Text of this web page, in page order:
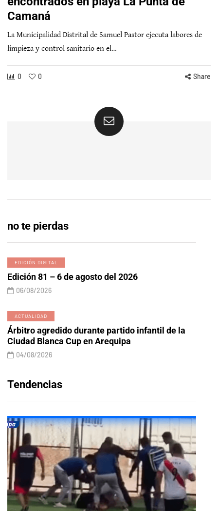
Camaná
La Municipalidad Distrital de Samuel Pastor ejecuta labores de
limpieza y control sanitario en el…
0 0 Share
no te pierdas
EDICIÓN DIGITAL
Edición 81 – 6 de agosto del 2026
06/08/2026
ACTUALIDAD
Árbitro agredido durante partido infantil de la
Ciudad Blanca Cup en Arequipa
04/08/2026
Tendencias